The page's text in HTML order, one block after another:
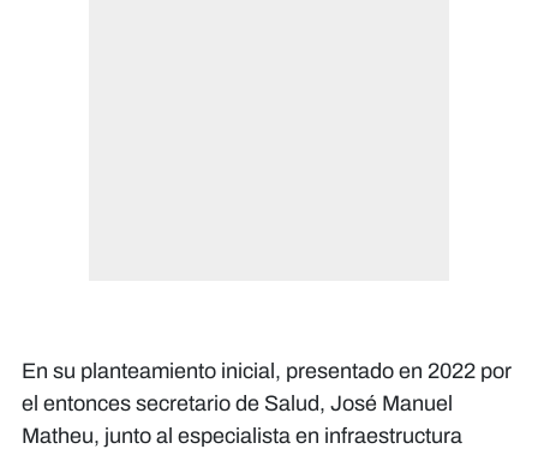
En su planteamiento inicial, presentado en 2022 por
el entonces secretario de Salud, José Manuel
Matheu, junto al especialista en infraestructura